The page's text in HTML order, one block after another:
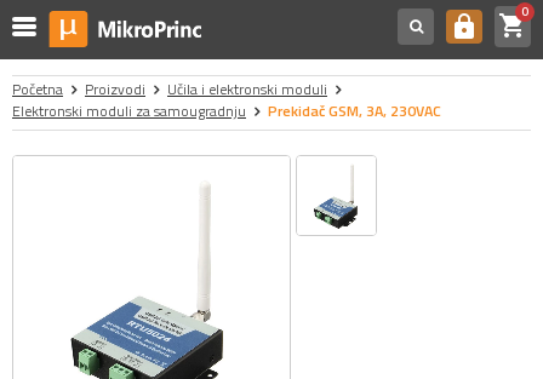
https shopping_cart0
Početna Proizvodi
Učila i elektronski moduli
Elektronski moduli za samougradnju
Prekidač GSM, 3A, 230VAC